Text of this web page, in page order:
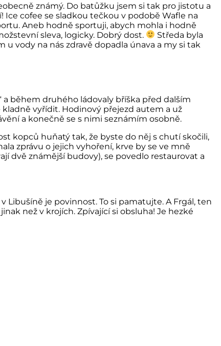
známý. Do batůžku jsem si tak pro jistotu a
cofee se sladkou tečkou v podobě Wafle na
Aneb hodně sportuji, abych mohla i hodně
sleva, logicky. Dobrý dost.
Středa byla
vody na nás zdravě dopadla únava a my si tak
a během druhého ládovaly bříška před dalším
vyřídit. Hodinový přejezd autem a už
a konečně se s nimi seznámím osobně.
kopců huňatý tak, že byste do něj s chutí skočili,
zprávu o jejich vyhoření, krve by se ve mně
dvě známější budovy), se povedlo restaurovat a
Libušíně je povinnost. To si pamatujte. A Frgál, ten
než v krojích. Zpívající si obsluha! Je hezké